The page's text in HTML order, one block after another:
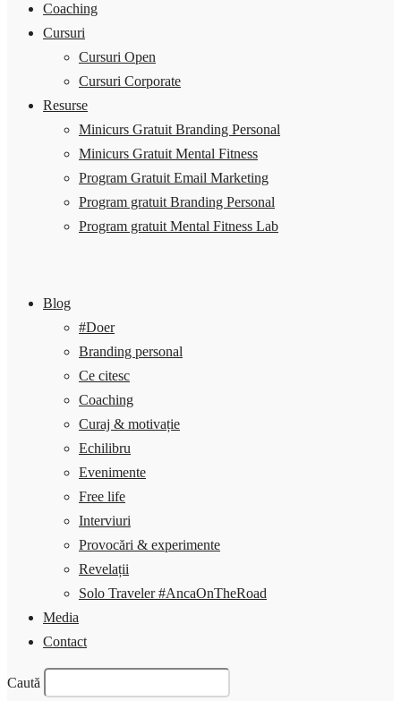
Coaching
Cursuri
Cursuri Open
Cursuri Corporate
Resurse
Minicurs Gratuit Branding Personal
Minicurs Gratuit Mental Fitness
Program Gratuit Email Marketing
Program gratuit Branding Personal
Program gratuit Mental Fitness Lab
Blog
#Doer
Branding personal
Ce citesc
Coaching
Curaj & motivație
Echilibru
Evenimente
Free life
Interviuri
Provocări & experimente
Revelații
Solo Traveler #AncaOnTheRoad
Media
Contact
Caută